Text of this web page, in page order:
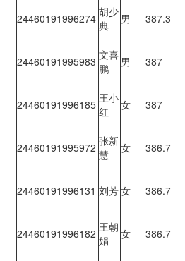
24460191996274 胡少
典
男 387.3
24460191995983 文喜
鹏
男 387
24460191996185 王小
红
女 387
24460191995972 张新
慧
女 386.7
24460191996131 刘芳女 386.7
24460191996182 王朝
娟
女 386.7